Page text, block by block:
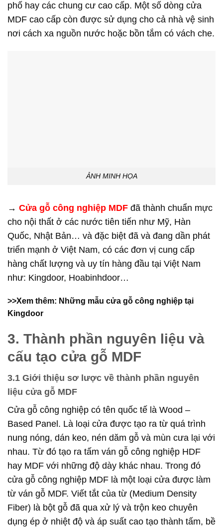
phố hay các chung cư cao cấp. Một số dòng cửa
MDF cao cấp còn được sử dụng cho cả nhà vệ sinh
nơi cách xa nguồn nước hoặc bồn tắm có vách che.
ẢNH MINH HỌA
→ Cửa gỗ công nghiệp MDF đã thành chuẩn mực
cho nội thất ở các nước tiên tiến như Mỹ, Hàn
Quốc, Nhật Bản… và đặc biệt đã và đang dần phát
triển mạnh ở Việt Nam, có các đơn vị cung cấp
hàng chất lượng và uy tín hàng đầu tại Việt Nam
như: Kingdoor, Hoabinhdoor…
>>Xem thêm: Những mẫu cửa gỗ công nghiệp tại
Kingdoor
3. Thành phần nguyên liệu và
cấu tạo cửa gỗ MDF
3.1 Giới thiệu sơ lược về thành phần nguyên
liệu cửa gỗ MDF
Cửa gỗ công nghiệp có tên quốc tế là Wood –
Based Panel. Là loại cửa được tạo ra từ quá trình
nung nóng, dán keo, nén dăm gỗ và mùn cưa lại với
nhau. Từ đó tạo ra tấm ván gỗ công nghiệp HDF
hay MDF với những độ dày khác nhau. Trong đó
cửa gỗ công nghiệp MDF là một loại cửa được làm
từ ván gỗ MDF. Viết tắt của từ (Medium Density
Fiber) là bột gỗ đã qua xử lý và trộn keo chuyên
dụng ép ở nhiệt độ và áp suất cao tạo thành tấm, bề